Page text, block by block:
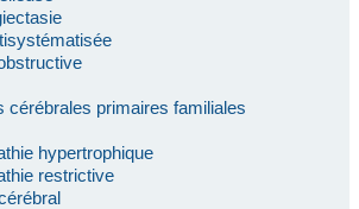
cérébrales primaires familiales
hypertrophique
restrictive